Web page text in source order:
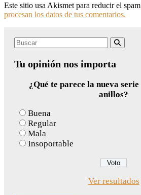
Este sitio usa Akismet para reducir el
procesan los datos de tus comentarios.
Search
Tu opinión nos importa
¿Qué te parece la nueva
anillos?
Buena
Regular
Mala
Insoportable
Ver resultados